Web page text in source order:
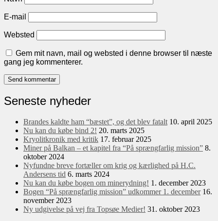
E-mail
Websted
Gem mit navn, mail og websted i denne browser til næste
gang jeg kommenterer.
Seneste nyheder
Brandes kaldte ham “bæstet”, og det blev fatalt 10. april 2025
Nu kan du købe bind 2! 20. marts 2025
Kryolitkronik med kritik 17. februar 2025
Miner på Balkan – et kapitel fra “På sprængfarlig mission” 8.
oktober 2024
Nyfundne breve fortæller om krig og kærlighed på H.C.
Andersens tid 6. marts 2024
Nu kan du købe bogen om minerydning! 1. december 2023
Bogen “På sprængfarlig mission” udkommer 1. december 16.
november 2023
Ny udgivelse på vej fra Topsøe Medier! 31. oktober 2023